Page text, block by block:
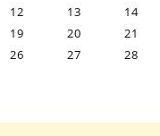
12 13
14
19 20
21
26 27
28